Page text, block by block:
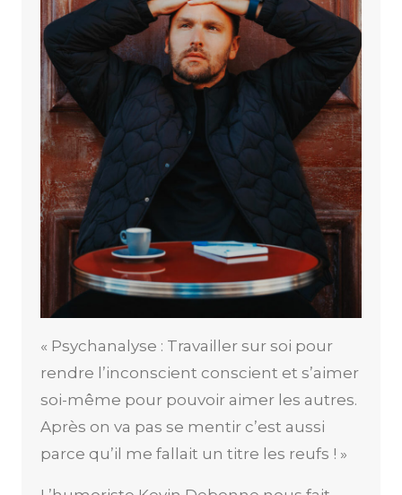
« Psychanalyse : Travailler sur soi pour
rendre l’inconscient conscient et s’aimer
soi-même pour pouvoir aimer les autres.
Après on va pas se mentir c’est aussi
parce qu’il me fallait un titre les reufs ! »